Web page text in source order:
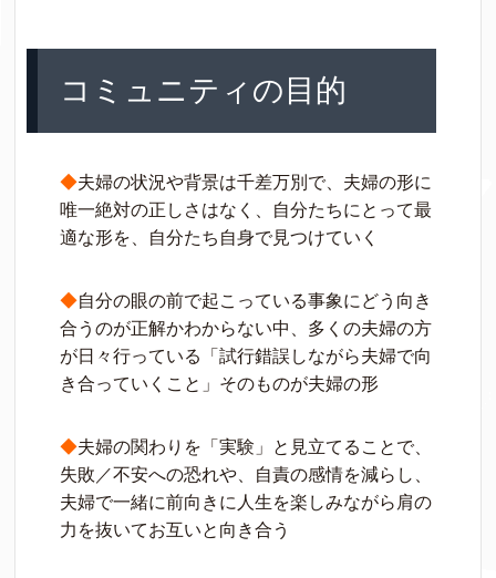
コミュニティの目的
◆夫婦の状況や背景は千差万別で、夫婦の形に
唯一絶対の正しさはなく、自分たちにとって最
適な形を、自分たち自身で見つけていく
◆自分の眼の前で起こっている事象にどう向き
合うのが正解かわからない中、多くの夫婦の方
が日々行っている「試行錯誤しながら夫婦で向
き合っていくこと」そのものが夫婦の形
◆夫婦の関わりを「実験」と見立てることで、
失敗／不安への恐れや、自責の感情を減らし、
夫婦で一緒に前向きに人生を楽しみながら肩の
力を抜いてお互いと向き合う